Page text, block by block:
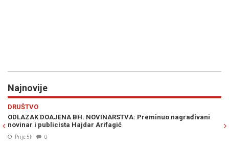
Najnovije
DRUŠTVO
ODLAZAK DOAJENA BH. NOVINARSTVA: Preminuo nagrađivani
novinar i publicista Hajdar Arifagić
Prije 5h 0
Previous